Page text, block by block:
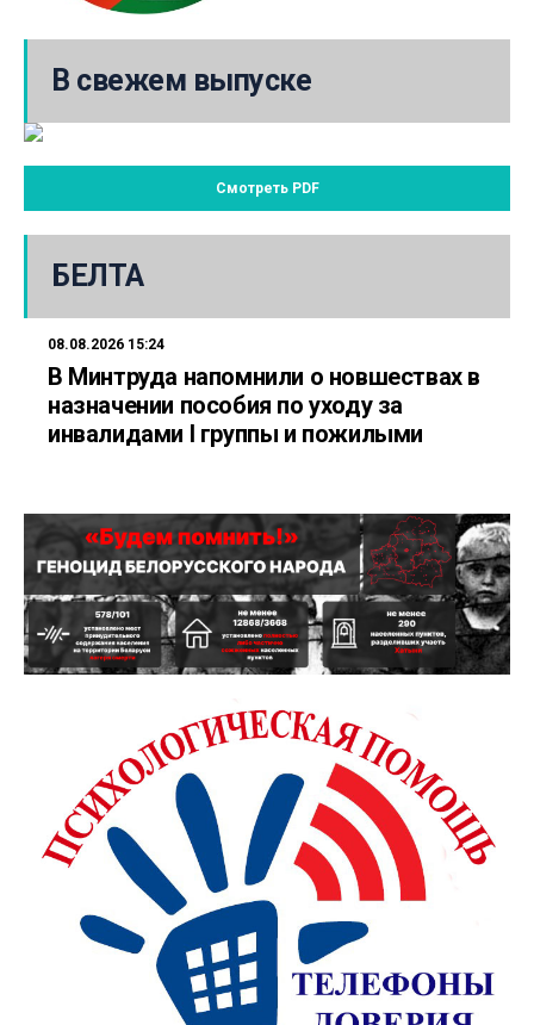
В свежем выпуске
Смотреть PDF
БЕЛТА
08.08.2026 15:24
В Минтруда напомнили о новшествах в
назначении пособия по уходу за
инвалидами I группы и пожилыми